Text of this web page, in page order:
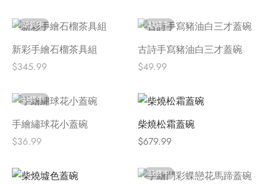
缺貨中
新彩手繪石榴茶具組
$345.99
缺貨中
古詩手寫豬油白三才蓋碗
$49.99
缺貨中
手繪繡球花小蓋碗
$36.99
柴燒松霜蓋碗
$679.99
缺貨中